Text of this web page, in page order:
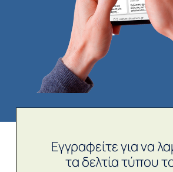
Εγγραφείτε για να
τα δελτία τύπου